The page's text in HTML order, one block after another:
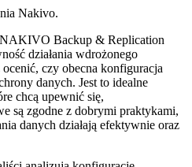
Nakivo.
Backup & Replication
działania wdrożonego
czy obecna konfiguracja
danych. Jest to idealne
chcą upewnić się,
są zgodne z dobrymi praktykami,
danych działają efektywnie oraz